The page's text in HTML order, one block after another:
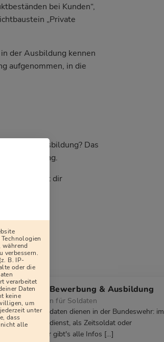
bei Kunden“,
„Private
der Ausbildung kennen
aufgenommen, in die
in der Ausbildung? Das
hilft dir
Bewerbung & Ausbildung
für Soldaten
180.000 Soldaten dienen in der Bundeswehr: im
Wehrdienst, als Zeitsoldat oder
Hier gibt's alle Infos […]
während
verbessern.
B. IP-
oder die
verarbeitet
Daten
keine
um
unter
dass
alle